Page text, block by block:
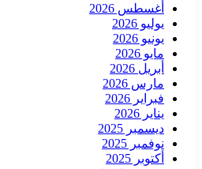
أغسطس 2026
يوليو 2026
يونيو 2026
مايو 2026
أبريل 2026
مارس 2026
فبراير 2026
يناير 2026
ديسمبر 2025
نوفمبر 2025
أكتوبر 2025